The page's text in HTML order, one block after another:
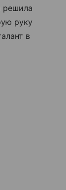
решила
руку
в